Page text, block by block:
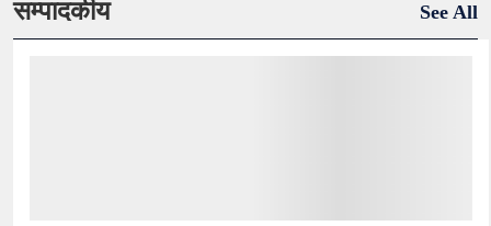
सम्पादकीय See All